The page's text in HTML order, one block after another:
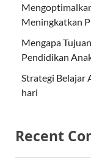
Meningkatkan
Mengapa
Pendidikan
Strategi Belajar
hari
Recent